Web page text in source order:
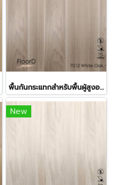
พื้นกันกระแทกสำหรับพื้นผู้สูงอายุและเด็กเล็กFK7012
New